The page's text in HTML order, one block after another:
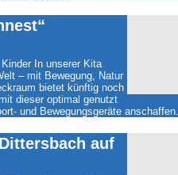
In unserer Kita
– mit Bewegung, Natur
bietet künftig noch
dieser optimal genutzt
und Bewegungsgeräte anschaffen.
auf